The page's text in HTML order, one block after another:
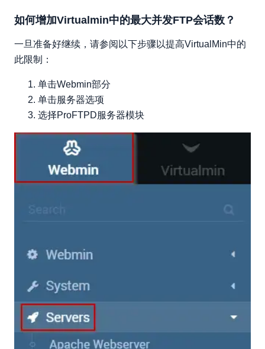
如何增加Virtualmin中的最大并发FTP会话数？
一旦准备好继续，请参阅以下步骤以提高VirtualMin中的
此限制：
单击Webmin部分
单击服务器选项
选择ProFTPD服务器模块